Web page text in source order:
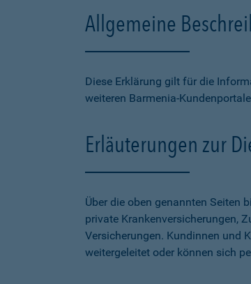
Allgemeine
Diese Erklärung gilt für die
weiteren Barmenia-
Erläuterungen zur
Über die oben genannten Seiten
private Krankenversicherungen,
Versicherungen. Kundinnen und
weitergeleitet oder können sich